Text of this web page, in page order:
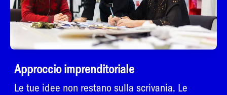
Approccio imprenditoriale
Le tue idee non restano sulla scrivania. Le